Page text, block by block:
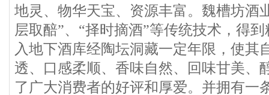
地灵、物华天宝、资源丰富。魏槽坊酒
层取醅”、“择时摘酒”等传统技术，得
入地下酒库经陶坛洞藏一定年限，使其
透、口感柔顺、香味自然、回味甘美、
了广大消费者的好评和厚爱。并拥有一